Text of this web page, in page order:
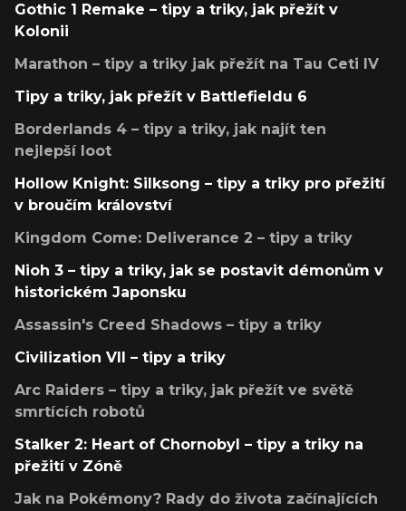
Gothic 1 Remake – tipy a triky, jak přežít v
Kolonii
Marathon – tipy a triky jak přežít na Tau Ceti IV
Tipy a triky, jak přežít v Battlefieldu 6
Borderlands 4 – tipy a triky, jak najít ten
nejlepší loot
Hollow Knight: Silksong – tipy a triky pro přežití
v broučím království
Kingdom Come: Deliverance 2 – tipy a triky
Nioh 3 – tipy a triky, jak se postavit démonům v
historickém Japonsku
Assassin's Creed Shadows – tipy a triky
Civilization VII – tipy a triky
Arc Raiders – tipy a triky, jak přežít ve světě
smrtících robotů
Stalker 2: Heart of Chornobyl – tipy a triky na
přežití v Zóně
Jak na Pokémony? Rady do života začínajících